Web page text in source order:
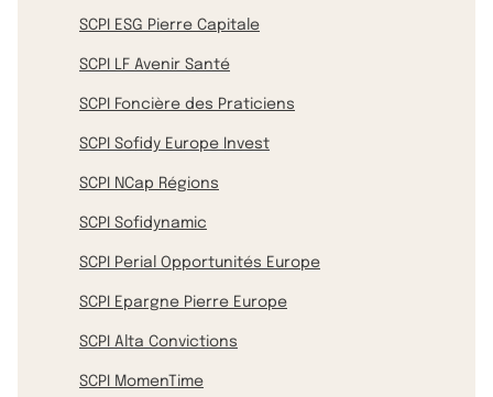
SCPI ESG Pierre Capitale
SCPI LF Avenir Santé
SCPI Foncière des Praticiens
SCPI Sofidy Europe Invest
SCPI NCap Régions
SCPI Sofidynamic
SCPI Perial Opportunités Europe
SCPI Epargne Pierre Europe
SCPI Alta Convictions
SCPI MomenTime